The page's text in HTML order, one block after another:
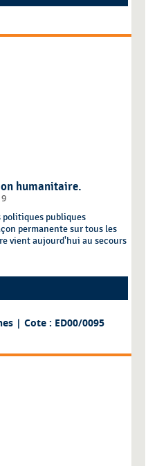
humanitaire.
politiques publiques
permanente sur tous les
vient aujourd'hui au secours
| Cote : ED00/0095